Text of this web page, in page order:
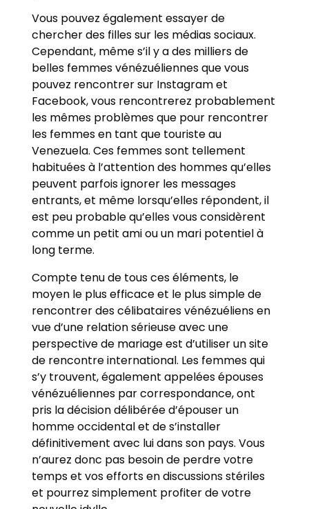
Vous pouvez également essayer de
chercher des filles sur les médias sociaux.
Cependant, même s’il y a des milliers de
belles femmes vénézuéliennes que vous
pouvez rencontrer sur Instagram et
Facebook, vous rencontrerez probablement
les mêmes problèmes que pour rencontrer
les femmes en tant que touriste au
Venezuela. Ces femmes sont tellement
habituées à l’attention des hommes qu’elles
peuvent parfois ignorer les messages
entrants, et même lorsqu’elles répondent, il
est peu probable qu’elles vous considèrent
comme un petit ami ou un mari potentiel à
long terme.
Compte tenu de tous ces éléments, le
moyen le plus efficace et le plus simple de
rencontrer des célibataires vénézuéliens en
vue d’une relation sérieuse avec une
perspective de mariage est d’utiliser un site
de rencontre international. Les femmes qui
s’y trouvent, également appelées épouses
vénézuéliennes par correspondance, ont
pris la décision délibérée d’épouser un
homme occidental et de s’installer
définitivement avec lui dans son pays. Vous
n’aurez donc pas besoin de perdre votre
temps et vos efforts en discussions stériles
et pourrez simplement profiter de votre